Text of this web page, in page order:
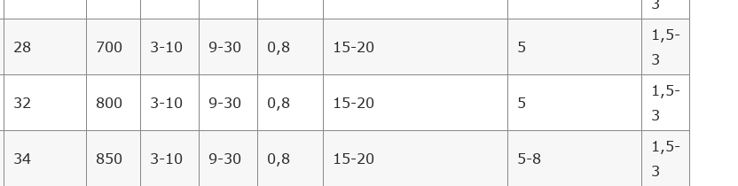
3
28 700 3-10 9-30 0,8 15-20 5
1,5-
3
32 800 3-10 9-30 0,8 15-20 5
1,5-
3
34 850 3-10 9-30 0,8 15-20 5-8
1,5-
3